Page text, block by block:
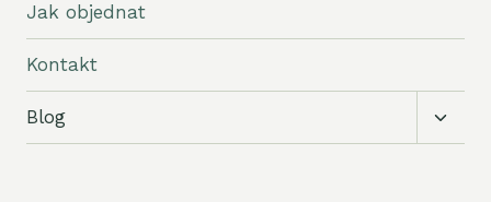
Jak objednat
Kontakt
Blog